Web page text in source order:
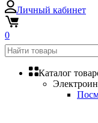
Личный кабинет
0
Каталог